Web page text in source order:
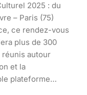
2025 : du
– Paris (75)
ce rendez-vous
plus de 300
autour
et la
plateforme…